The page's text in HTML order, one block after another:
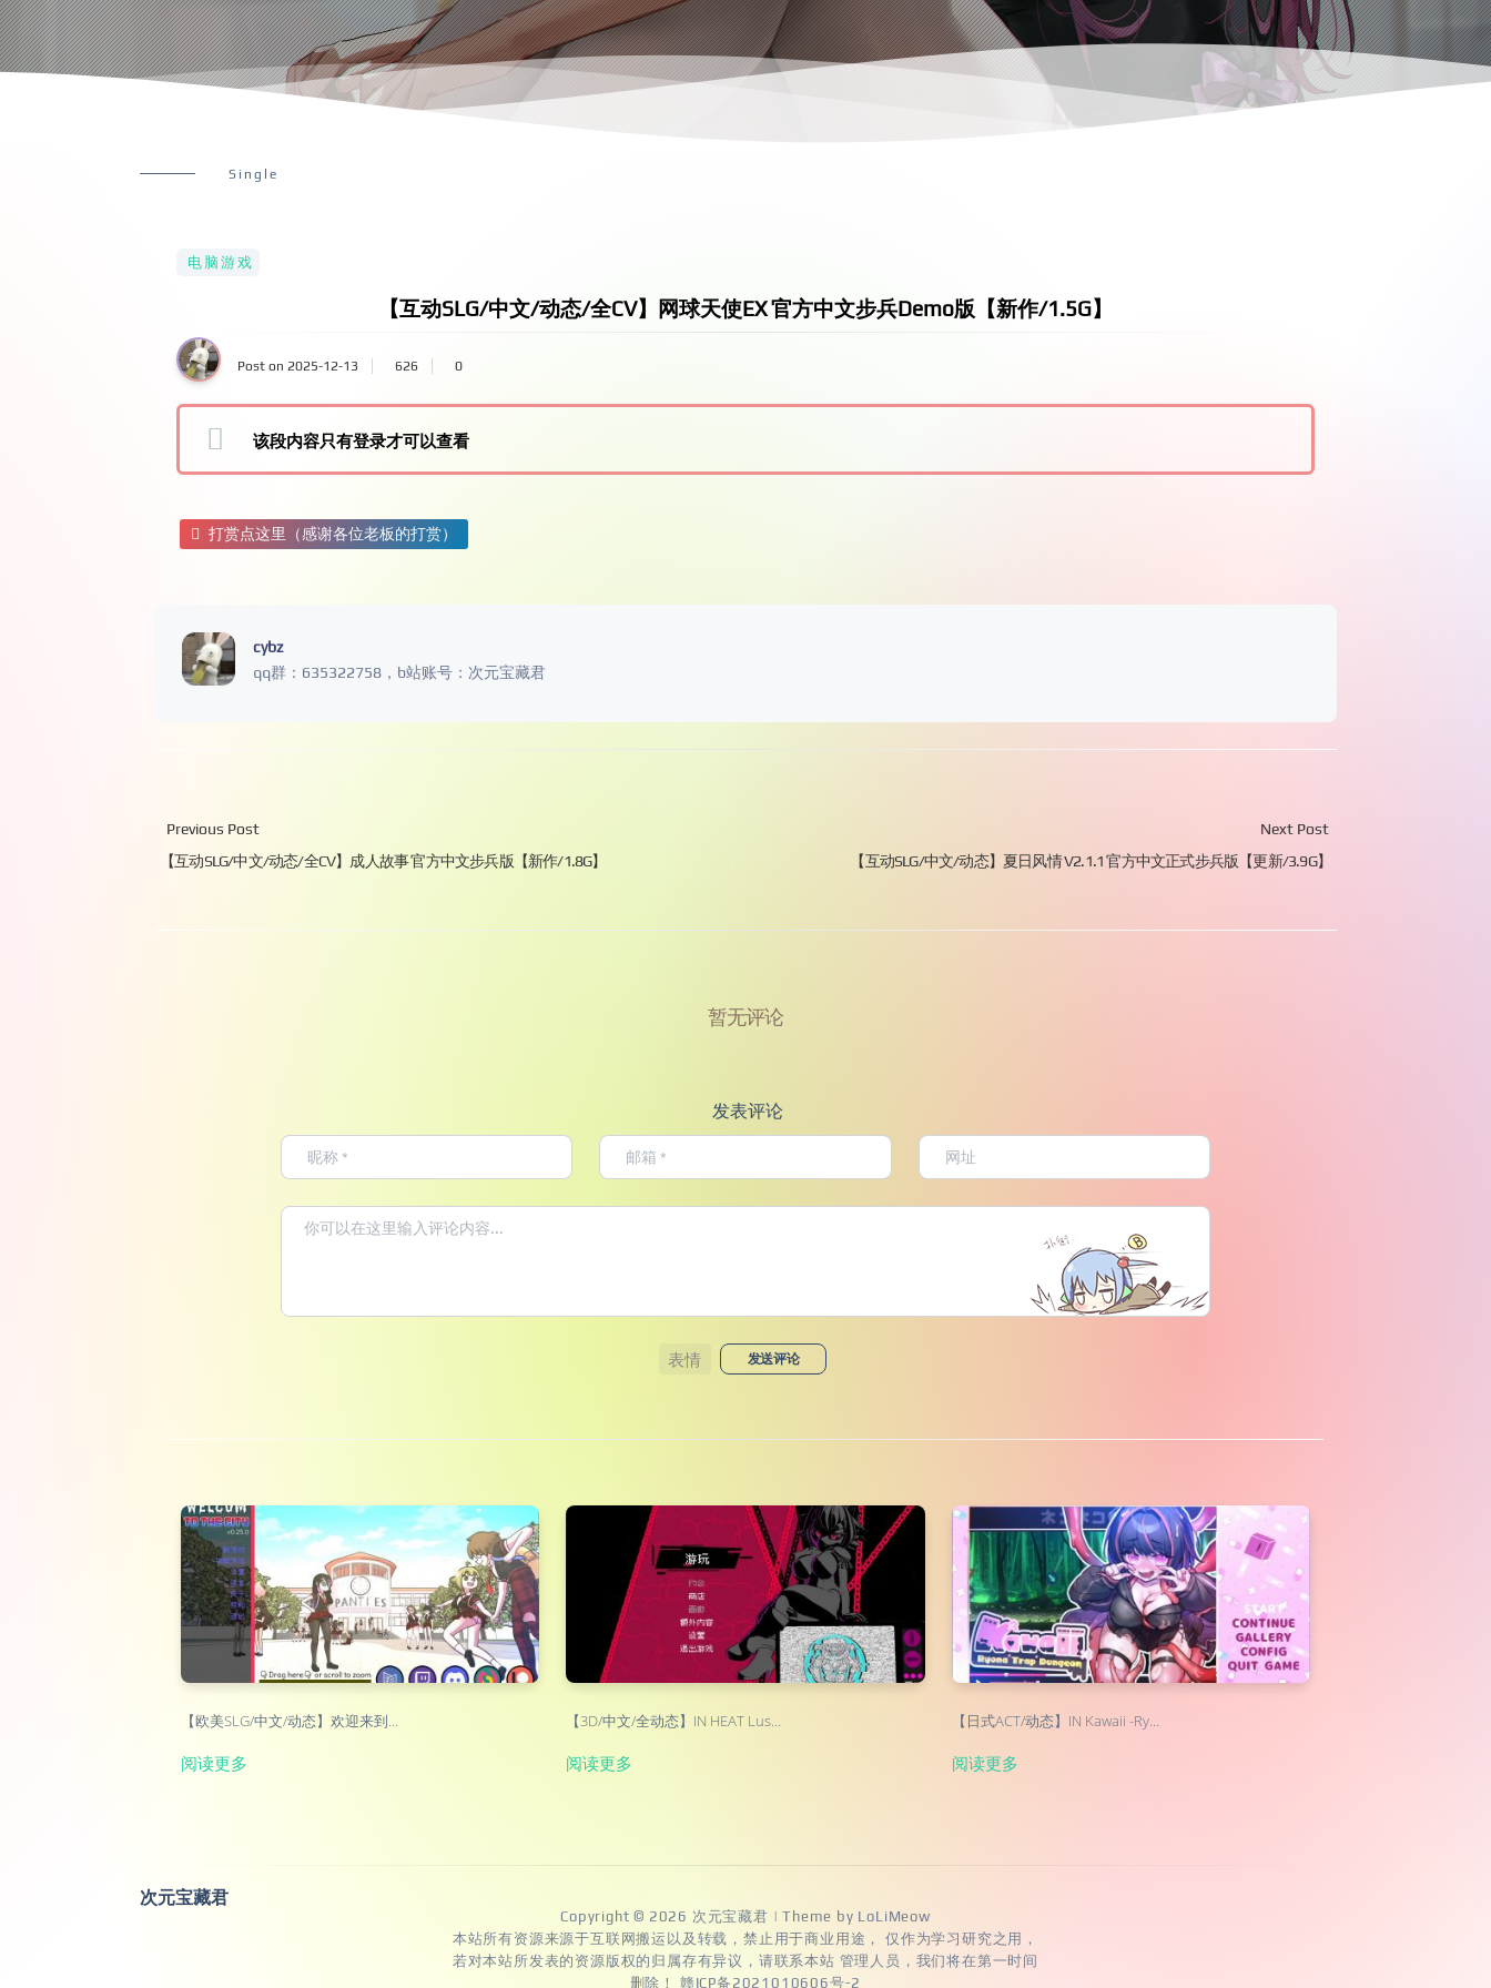
Single
电脑游戏
【互动SLG/中文/动态/全CV】网球天使EX 官方中文步兵Demo版【新作/1.5G】
Post on 2025-12-13 626 0
该段内容只有登录才可以查看
打赏点这里（感谢各位老板的打赏）
cybz
qq群：635322758，b站账号：次元宝藏君
Previous Post
【互动SLG/中文/动态/全CV】成人故事 官方中文步兵版【新作/1.8G】
Next Post
【互动SLG/中文/动态】夏日风情 V2.1.1 官方中文正式步兵版【更新/3.9G】
暂无评论
发表评论
表情 发送评论
【欧美SLG/中文/动态】欢迎来到…
阅读更多
【3D/中文/全动态】IN HEAT Lus…
阅读更多
【日式ACT/动态】IN Kawaii -Ry…
阅读更多
次元宝藏君
Copyright © 2026 次元宝藏君 | Theme by LoLiMeow
本站所有资源来源于互联网搬运以及转载，禁止用于商业用途， 仅作为学习研究之用，
若对本站所发表的资源版权的归属存有异议，请联系本站 管理人员，我们将在第一时间
删除！ 赣ICP备2021010606号-2